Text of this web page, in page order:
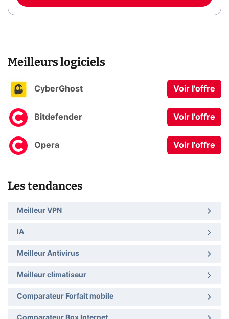
Meilleurs logiciels
CyberGhost Voir l'offre
Bitdefender Voir l'offre
Opera Voir l'offre
Les tendances
Meilleur VPN
IA
Meilleur Antivirus
Meilleur climatiseur
Comparateur Forfait mobile